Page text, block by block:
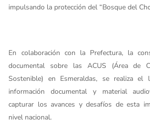
impulsando la protección del “Bosque del
En colaboración con la Prefectura, la
documental sobre las ACUS (Área de
Sostenible) en Esmeraldas, se realiza el
información documental y material
capturar los avances y desafíos de esta
nivel nacional.